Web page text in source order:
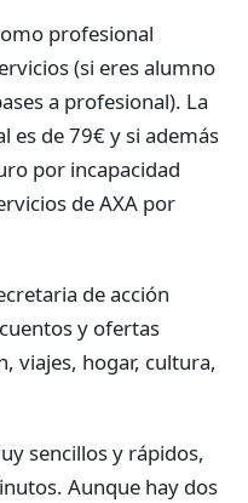
profesional
(si eres alumno
a profesional). La
es de 79€ y si además
por incapacidad
de AXA por
de acción
y ofertas
viajes, hogar, cultura,
sencillos y rápidos,
Aunque hay dos